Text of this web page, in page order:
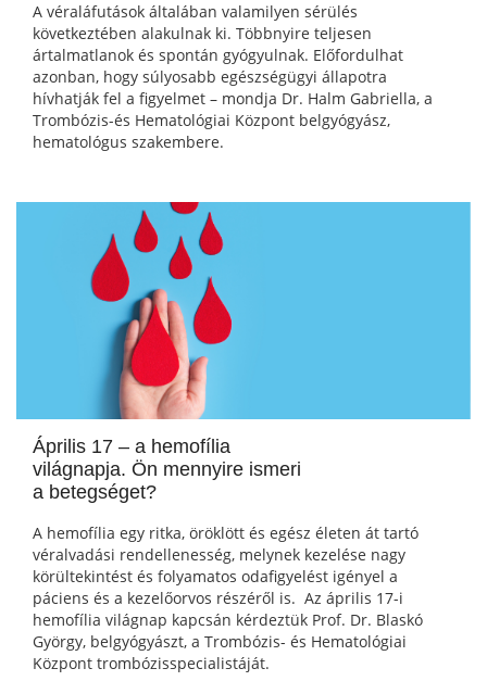
A véraláfutások általában valamilyen sérülés
következtében alakulnak ki. Többnyire teljesen
ártalmatlanok és spontán gyógyulnak. Előfordulhat
azonban, hogy súlyosabb egészségügyi állapotra
hívhatják fel a figyelmet – mondja Dr. Halm Gabriella, a
Trombózis-és Hematológiai Központ belgyógyász,
hematológus szakembere.
Április 17 – a hemofília
világnapja. Ön mennyire ismeri
a betegséget?
A hemofília egy ritka, öröklött és egész életen át tartó
véralvadási rendellenesség, melynek kezelése nagy
körültekintést és folyamatos odafigyelést igényel a
páciens és a kezelőorvos részéről is. Az április 17-i
hemofília világnap kapcsán kérdeztük Prof. Dr. Blaskó
György, belgyógyászt, a Trombózis- és Hematológiai
Központ trombózisspecialistáját.